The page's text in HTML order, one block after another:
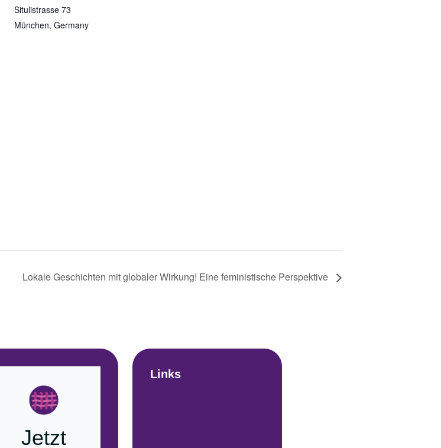
Situlistrasse 73
München, Germany
Lokale Geschichten mit globaler Wirkung! Eine feministische Perspektive
Jetzt
Links